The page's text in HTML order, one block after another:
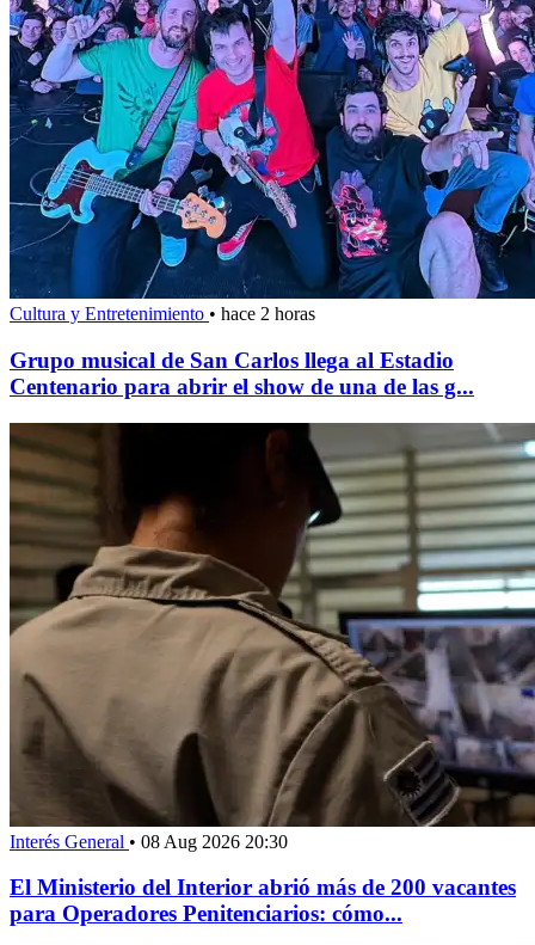
Cultura y Entretenimiento • hace 2 horas
Grupo musical de San Carlos llega al Estadio
Centenario para abrir el show de una de las g...
Interés General • 08 Aug 2026 20:30
El Ministerio del Interior abrió más de 200 vacantes
para Operadores Penitenciarios: cómo...